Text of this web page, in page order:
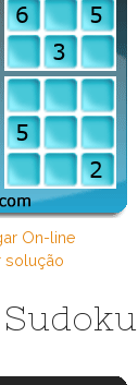
On-line
solução